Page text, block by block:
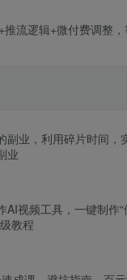
流逻辑+微付费调整
副业，利用碎片时间，
业
AI视频工具，一键制作
教程